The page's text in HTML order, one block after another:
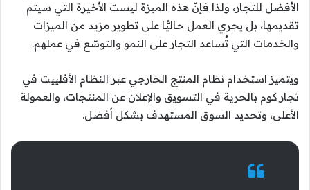
الأفضل للتجار، ولذا فإنّ هذه الميزة ليست الأخيرة التي سيتم
تقديمها، بل يجري العمل حاليًّا على تطوير مزيد من الميزات
والخدمات التي تُساعد التجار على النمو والتوسّع في عملهم.
ويتميز استخدام نظام المنتج الخارجي عبر النظام الأفلييت في
تجار كوم بالحرية في التسويق والإعلان عن المنتجات، والعمولة
الأعلى، وتحديد السوق المستهدف بشكل أفضل.